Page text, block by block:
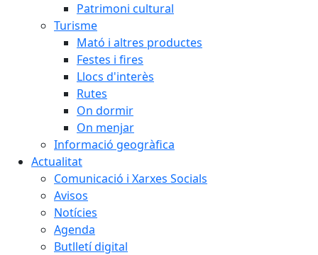
Patrimoni cultural
Turisme
Mató i altres productes
Festes i fires
Llocs d'interès
Rutes
On dormir
On menjar
Informació geogràfica
Actualitat
Comunicació i Xarxes Socials
Avisos
Notícies
Agenda
Butlletí digital